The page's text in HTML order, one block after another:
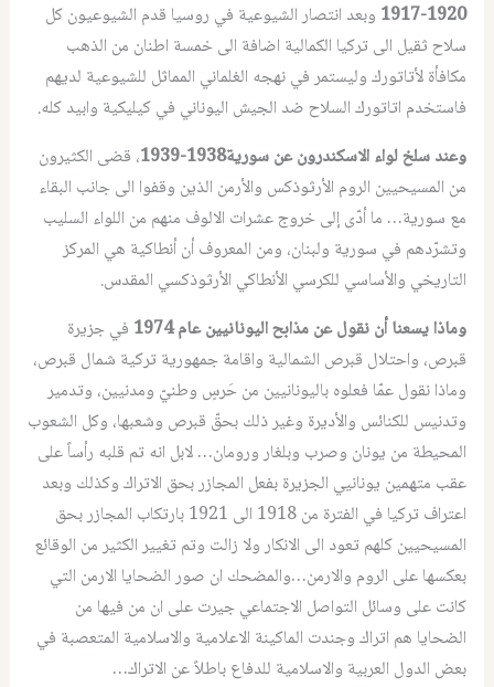
1917-1920 وبعد انتصار الشيوعية في روسيا قدم الشيوعيون كل
سلاح ثقيل الى تركيا الكمالية اضافة الى خمسة اطنان من الذهب
مكافأة لأتاتورك وليستمر في نهجه الغلماني المماثل للشيوعية لديهم
فاستخدم اتاتورك السلاح ضد الجيش اليوناني في كيليكية وابيد كله.
وعند سلخ لواء الاسكندرون عن سورية1938-1939
، قضى الكثيرون
من المسيحيين الروم الأرثوذكس والأرمن الذين وقفوا الى جانب البقاء
مع سورية… ما أدّى إلى خروج عشرات الالوف منهم من اللواء السليب
وتشرّدهم في سورية ولبنان، ومن المعروف أن أنطاكية هي المركز
التاريخي والأساسي للكرسي الأنطاكي الأرثوذكسي المقدس.
وماذا يسعنا أن نقول عن مذابح اليونانيين عام 1974
في جزيرة
قبرص، واحتلال قبرص الشمالية واقامة جمهورية تركية شمال قبرص،
وماذا نقول عمّا فعلوه باليونانيين من حَرسٍ وطنيّ ومدنيين، وتدمير
وتدنيس للكنائس والأديرة وغير ذلك بحقّ قبرص وشعبها، وكل الشعوب
المحيطة من يونان وصرب وبلغار ورومان… لابل انه تم قلبه رأساً على
عقب متهمين يونانيي الجزيرة بفعل المجازر بحق الاتراك وكذلك وبعد
اعتراف تركيا في الفترة من 1918 الى 1921 بارتكاب المجازر بحق
المسيحيين كلهم تعود الى الانكار ولا زالت وتم تغيير الكثير من الوقائع
بعكسها على الروم والارمن…والمضحك ان صور الضحايا الارمن التي
كانت على وسائل التواصل الاجتماعي جيرت على ان من فيها من
الضحايا هم اتراك وجندت الماكينة الاعلامية والاسلامية المتعصبة في
بعض الدول العربية والاسلامية للدفاع باطلاً عن الاتراك…